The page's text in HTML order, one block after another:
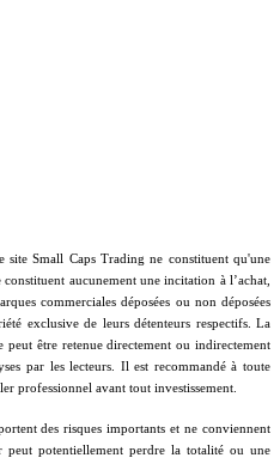
site Small Caps Trading ne constituent qu'une
aucunement une incitation à l’achat,
commerciales déposées ou non déposées
exclusive de leurs détenteurs respectifs. La
être retenue directement ou indirectement
par les lecteurs. Il est recommandé à toute
professionnel avant tout investissement.
des risques importants et ne conviennent
peut potentiellement perdre la totalité ou une